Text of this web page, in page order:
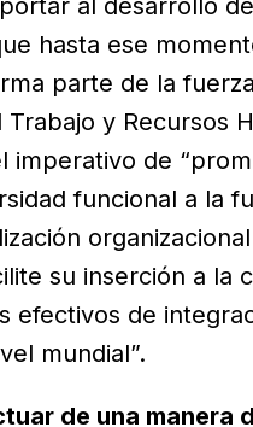
al desarrollo
hasta ese
parte de la
y Recursos
imperativo de
funcional a la
su inserción a la
efectivos de
mundial”.
de una manera